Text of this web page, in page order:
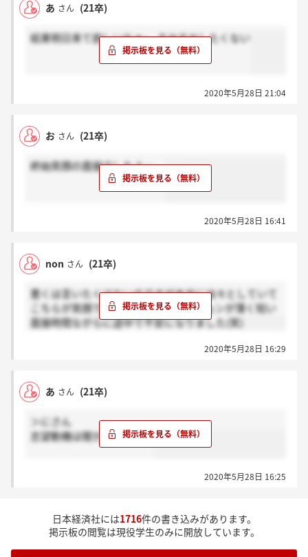
あ さん (21卒)
結果明日来て欲しいなぁ~...モヤモヤしたくない
2020年5月28日 21:04
お さん (21卒)
終始笑顔の面接でしたよ…。
2020年5月28日 16:41
non さん (21卒)
悪くは言いたくはないのですが本当に淡々としていて
こちらが笑顔でお話をしてもリアクションが薄く短い
面接時間ながらに途中で不安になりました(笑)
2020年5月28日 16:29
あ さん (21卒)
＞にさん
志望動機は聞かれました！
2020年5月28日 16:25
日本経済社には1716件の書き込みがあります。
掲示板の閲覧は現役学生のみに開放しています。